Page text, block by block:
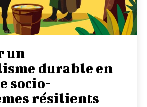
un
durable en
socio-
résilients